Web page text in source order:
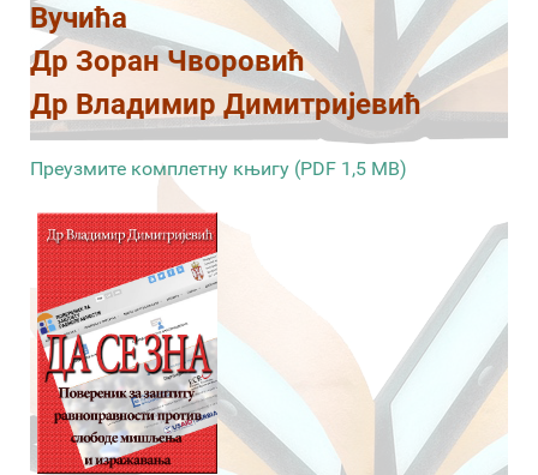
Вучића
Др Зоран Чворовић
Др Владимир Димитријевић
Преузмите комплетну књигу (PDF 1,5 MB)